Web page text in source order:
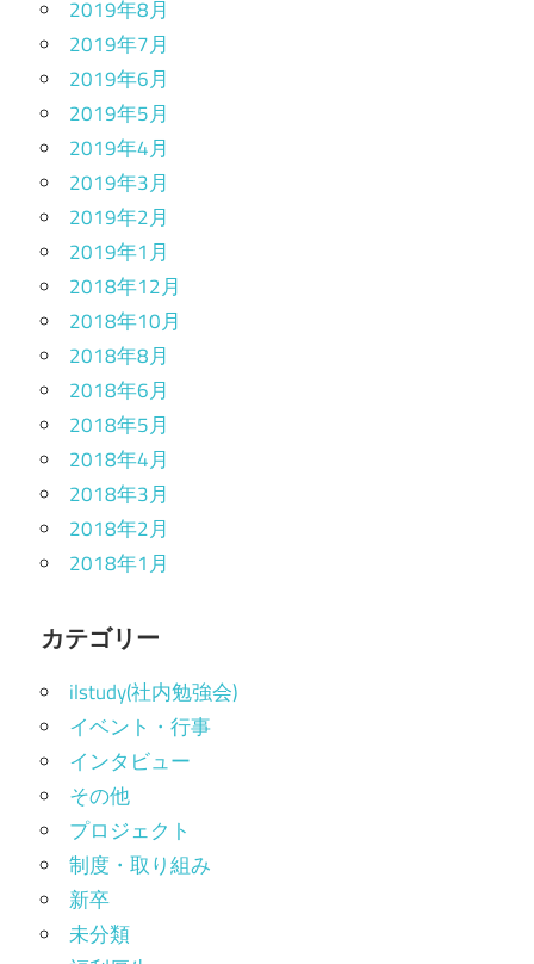
2019年8月
2019年7月
2019年6月
2019年5月
2019年4月
2019年3月
2019年2月
2019年1月
2018年12月
2018年10月
2018年8月
2018年6月
2018年5月
2018年4月
2018年3月
2018年2月
2018年1月
カテゴリー
ilstudy(社内勉強会)
イベント・行事
インタビュー
その他
プロジェクト
制度・取り組み
新卒
未分類